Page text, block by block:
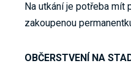
Na utkání je potřeba mít
zakoupenou
OBČERSTVENÍ NA